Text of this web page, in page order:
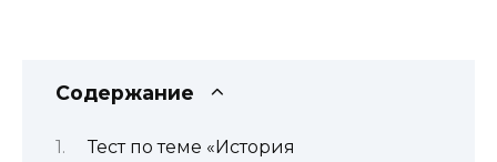
Содержание
Тест по теме «История